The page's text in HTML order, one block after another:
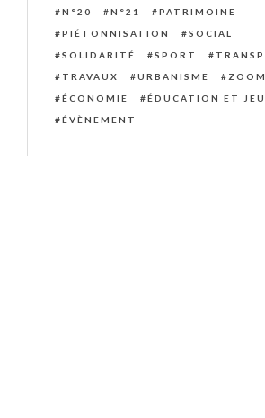
N°20
N°21
PATRIMOINE
PIÉTONNISATION
SOCIAL
SOLIDARITÉ
SPORT
TRAVAUX
URBANISME
ÉCONOMIE
ÉDUCATION ET
ÉVÈNEMENT